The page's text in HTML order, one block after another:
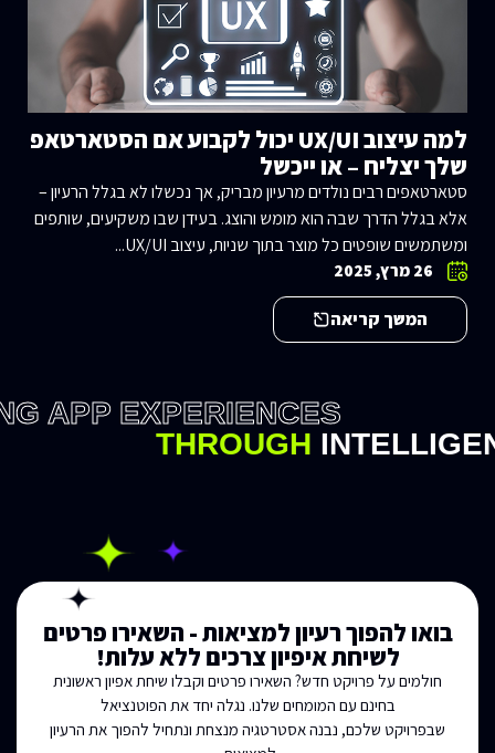
למה עיצוב UX/UI יכול לקבוע אם הסטארטאפ
שלך יצליח – או ייכשל
סטארטאפים רבים נולדים מרעיון מבריק, אך נכשלו לא בגלל הרעיון –
אלא בגלל הדרך שבה הוא מומש והוצג. בעידן שבו משקיעים, שותפים
ומשתמשים שופטים כל מוצר בתוך שניות, עיצוב UX/UI...
26 מרץ, 2025
המשך קריאה
APP EXPERIENCES
THROUGH
בואו להפוך רעיון למציאות - השאירו פרטים
לשיחת איפיון צרכים ללא עלות!
חולמים על פרויקט חדש? השאירו פרטים וקבלו שיחת אפיון ראשונית
בחינם עם המומחים שלנו. נגלה יחד את הפוטנציאל
שבפרויקט שלכם, נבנה אסטרטגיה מנצחת ונתחיל להפוך את הרעיון